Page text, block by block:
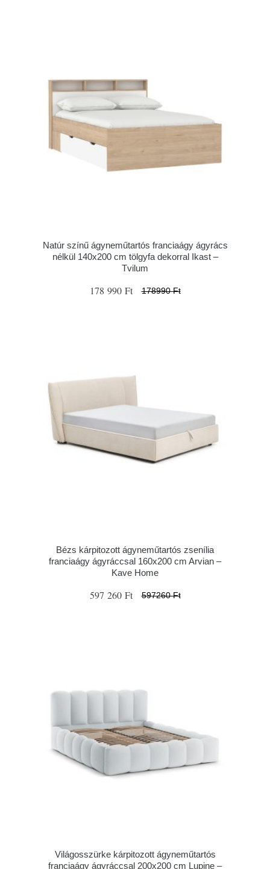
Natúr színű ágyneműtartós franciaágy ágyrács
nélkül 140x200 cm tölgyfa dekorral Ikast –
Tvilum
178 990 Ft 178990 Ft
Bézs kárpitozott ágyneműtartós zsenília
franciaágy ágyráccsal 160x200 cm Arvian –
Kave Home
597 260 Ft 597260 Ft
Világosszürke kárpitozott ágyneműtartós
franciaágy ágyráccsal 200x200 cm Lupine –